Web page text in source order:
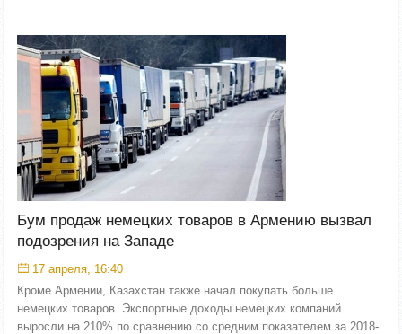
Бум продаж немецких товаров в Армению вызвал
подозрения на Западе
17 апреля, 16:40
Кроме Армении, Казахстан также начал покупать больше
немецких товаров. Экспортные доходы немецких компаний
выросли на 210% по сравнению со средним показателем за 2018-